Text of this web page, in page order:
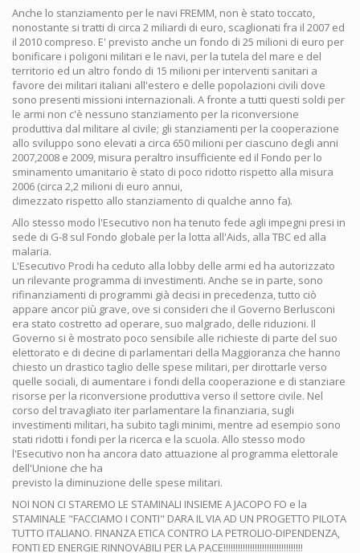
Anche lo stanziamento per le navi FREMM, non è stato toccato,
nonostante si tratti di circa 2 miliardi di euro, scaglionati fra il 2007 ed
il 2010 compreso. E' previsto anche un fondo di 25 milioni di euro per
bonificare i poligoni militari e le navi, per la tutela del mare e del
territorio ed un altro fondo di 15 milioni per interventi sanitari a
favore dei militari italiani all'estero e delle popolazioni civili dove
sono presenti missioni internazionali. A fronte a tutti questi soldi per
le armi non c'è nessuno stanziamento per la riconversione
produttiva dal militare al civile; gli stanziamenti per la cooperazione
allo sviluppo sono elevati a circa 650 milioni per ciascuno degli anni
2007,2008 e 2009, misura peraltro insufficiente ed il Fondo per lo
sminamento umanitario è stato di poco ridotto rispetto alla misura
2006 (circa 2,2 milioni di euro annui,
dimezzato rispetto allo stanziamento di qualche anno fa).
Allo stesso modo l'Esecutivo non ha tenuto fede agli impegni presi in
sede di G-8 sul Fondo globale per la lotta all'Aids, alla TBC ed alla
malaria.
L'Esecutivo Prodi ha ceduto alla lobby delle armi ed ha autorizzato
un rilevante programma di investimenti. Anche se in parte, sono
rifinanziamenti di programmi già decisi in precedenza, tutto ciò
appare ancor più grave, ove si consideri che il Governo Berlusconi
era stato costretto ad operare, suo malgrado, delle riduzioni. Il
Governo si è mostrato poco sensibile alle richieste di parte del suo
elettorato e di decine di parlamentari della Maggioranza che hanno
chiesto un drastico taglio delle spese militari, per dirottarle verso
quelle sociali, di aumentare i fondi della cooperazione e di stanziare
risorse per la riconversione produttiva verso il settore civile. Nel
corso del travagliato iter parlamentare la finanziaria, sugli
investimenti militari, ha subito tagli minimi, mentre ad esempio sono
stati ridotti i fondi per la ricerca e la scuola. Allo stesso modo
l'Esecutivo non ha ancora dato attuazione al programma elettorale
dell'Unione che ha
previsto la diminuzione delle spese militari.
NOI NON CI STAREMO LE STAMINALI INSIEME A JACOPO FO e la
STAMINALE "FACCIAMO I CONTI" DARA IL VIA AD UN PROGETTO PILOTA
TUTTO ITALIANO. FINANZA ETICA CONTRO LA PETROLIO-DIPENDENZA,
FONTI ED ENERGIE RINNOVABILI PER LA PACE!!!!!!!!!!!!!!!!!!!!!!!!!!!!!!!!!